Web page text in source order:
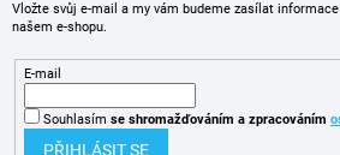
Vložte svůj e-mail a my vám budeme zasílat
našem e-shopu.
E-mail
Souhlasím se shromažďováním a zpracováním
PŘIHLÁSIT SE